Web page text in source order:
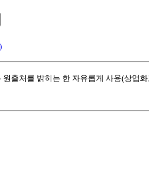
출처를 밝히는 한 자유롭게 사용(상업